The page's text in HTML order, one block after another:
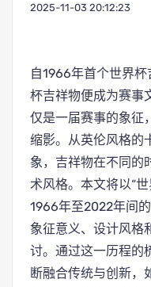
2025-11-03 20:12:23
自1966年首个世界杯
杯吉祥物便成为赛事
仅是一届赛事的象征
缩影。从英伦风格的
象，吉祥物在不同的
术风格。本文将以“
1966年至2022年间
象征意义、设计风格
讨。通过这一历程的
断融合传统与创新，